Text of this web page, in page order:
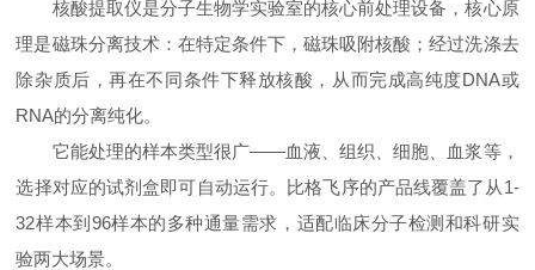
核酸提取仪是分子生物学实验室的核心前处理设备，核心原
理是磁珠分离技术：在特定条件下，磁珠吸附核酸；经过洗涤去
除杂质后，再在不同条件下释放核酸，从而完成高纯度DNA或
RNA的分离纯化。
它能处理的样本类型很广——血液、组织、细胞、血浆等，
选择对应的试剂盒即可自动运行。比格飞序的产品线覆盖了从1-
32样本到96样本的多种通量需求，适配临床分子检测和科研实
验两大场景。